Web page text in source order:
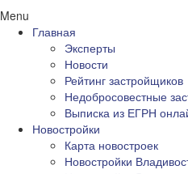
Menu
Главная
Эксперты
Новости
Рейтинг застройщиков
Недобросовестные
Выписка из ЕГРН
Новостройки
Карта новостроек
Новостройки